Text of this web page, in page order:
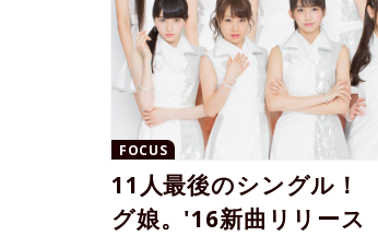
FOCUS
11人最後のシングル！
グ娘。'16新曲リリース